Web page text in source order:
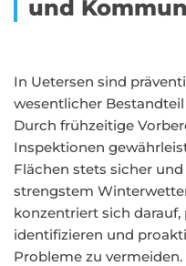
und
In Uetersen sind
wesentlicher
Durch frühzeitige
Inspektionen
Flächen stets sicher
strengstem
konzentriert sich darauf,
identifizieren und
Probleme zu vermeiden.